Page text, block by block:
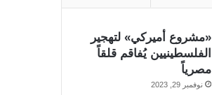
«مشروع أميركي» لتهجير
الفلسطينيين يُفاقم قلقاً
مصرياً
نوفمبر 29, 2023